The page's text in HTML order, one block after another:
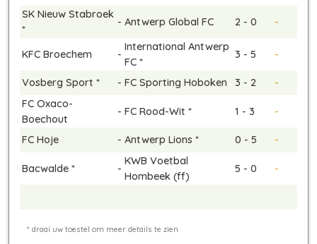
SK Nieuw Stabroek
*
- Antwerp Global FC 2 - 0 -
KFC Broechem -
International Antwerp
FC *
3 - 5 -
Vosberg Sport * - FC Sporting Hoboken 3 - 2
-
FC Oxaco-
Boechout
- FC Rood-Wit * 1 - 3 -
FC Hoje - Antwerp Lions * 0 - 5 -
Bacwalde * -
KWB Voetbal
Hombeek (ff)
5 - 0 -